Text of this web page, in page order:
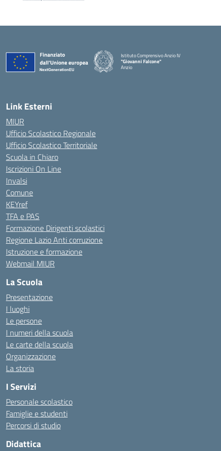
Istituto Comprensivo Anzio IV
"Giovanni Falcone"
Anzio
Link Esterni
MIUR
Ufficio Scolastico Regionale
Ufficio Scolastico Territoriale
Scuola in Chiaro
Iscrizioni On Line
Invalsi
Comune
KEYref
TFA e PAS
Formazione Dirigenti scolastici
Regione Lazio Anti corruzione
Istruzione e formazione
Webmail MIUR
La Scuola
Presentazione
I luoghi
Le persone
I numeri della scuola
Le carte della scuola
Organizzazione
La storia
I Servizi
Personale scolastico
Famiglie e studenti
Percorsi di studio
Didattica